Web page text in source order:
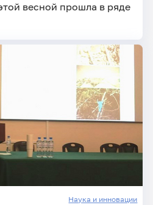
весной прошла в ряде
Наука и инновации